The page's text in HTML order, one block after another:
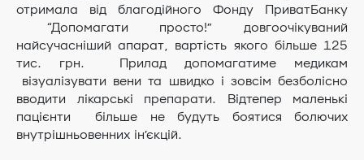
отримала від благодійного Фонду ПриватБанку
“Допомагати просто!” довгоочікуваний
найсучасніший апарат, вартість якого більше 125
тис. грн. Прилад допомагатиме медикам
візуалізувати вени та швидко і зовсім безболісно
вводити лікарські препарати. Відтепер маленькі
пацієнти більше не будуть боятися болючих
внутрішньовенних ін’єкцій.